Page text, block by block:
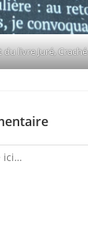
du livre Juré, Craché